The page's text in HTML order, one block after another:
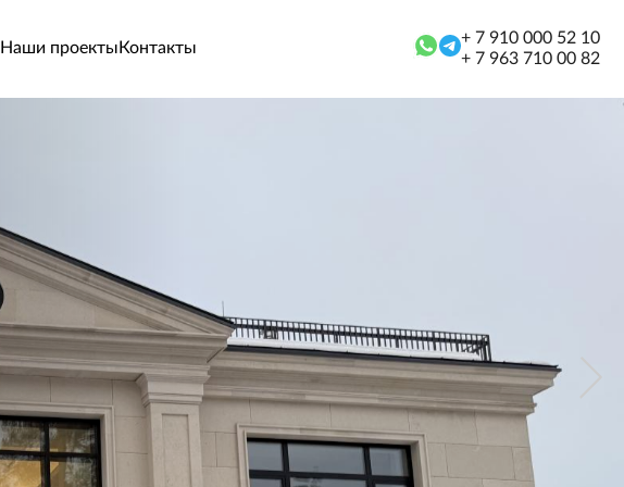
Наши проекты Контакты
+ 7 910 000 52 10
+ 7 963 710 00 82